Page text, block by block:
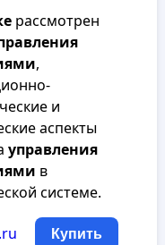
рассмотрен
,
и
аспекты
управления
в
системе.
Купить